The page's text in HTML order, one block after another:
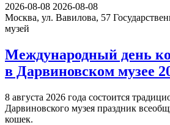
2026-08-08 2026-08-08
Москва, ул. Вавилова, 57
музей
Международный день
в Дарвиновском музее
8 августа 2026 года состоится
Дарвиновского музея праздник
кошек.